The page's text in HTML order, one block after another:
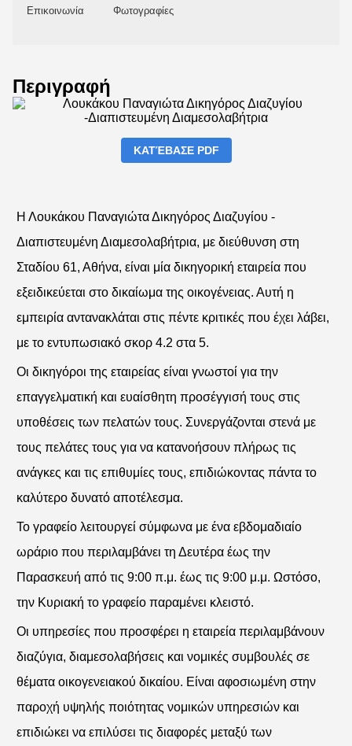
Επικοινωνία Φωτογραφίες
Περιγραφή
ΚΑΤΈΒΑΣΕ PDF
Η Λουκάκου Παναγιώτα Δικηγόρος Διαζυγίου -
Διαπιστευμένη Διαμεσολαβήτρια, με διεύθυνση στη
Σταδίου 61, Αθήνα, είναι μία δικηγορική εταιρεία που
εξειδικεύεται στο δικαίωμα της οικογένειας. Αυτή η
εμπειρία αντανακλάται στις πέντε κριτικές που έχει λάβει,
με το εντυπωσιακό σκορ 4.2 στα 5.
Οι δικηγόροι της εταιρείας είναι γνωστοί για την
επαγγελματική και ευαίσθητη προσέγγισή τους στις
υποθέσεις των πελατών τους. Συνεργάζονται στενά με
τους πελάτες τους για να κατανοήσουν πλήρως τις
ανάγκες και τις επιθυμίες τους, επιδιώκοντας πάντα το
καλύτερο δυνατό αποτέλεσμα.
Το γραφείο λειτουργεί σύμφωνα με ένα εβδομαδιαίο
ωράριο που περιλαμβάνει τη Δευτέρα έως την
Παρασκευή από τις 9:00 π.μ. έως τις 9:00 μ.μ. Ωστόσο,
την Κυριακή το γραφείο παραμένει κλειστό.
Οι υπηρεσίες που προσφέρει η εταιρεία περιλαμβάνουν
διαζύγια, διαμεσολαβήσεις και νομικές συμβουλές σε
θέματα οικογενειακού δικαίου. Είναι αφοσιωμένη στην
παροχή υψηλής ποιότητας νομικών υπηρεσιών και
επιδιώκει να επιλύσει τις διαφορές μεταξύ των